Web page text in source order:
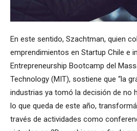
En este sentido, Szachtman, quien
emprendimientos en Startup Chile e
Entrepreneurship Bootcamp del
Technology (MIT), sostiene que “la
industrias ya tomó la decisión de no
lo que queda de este año,
través de actividades como